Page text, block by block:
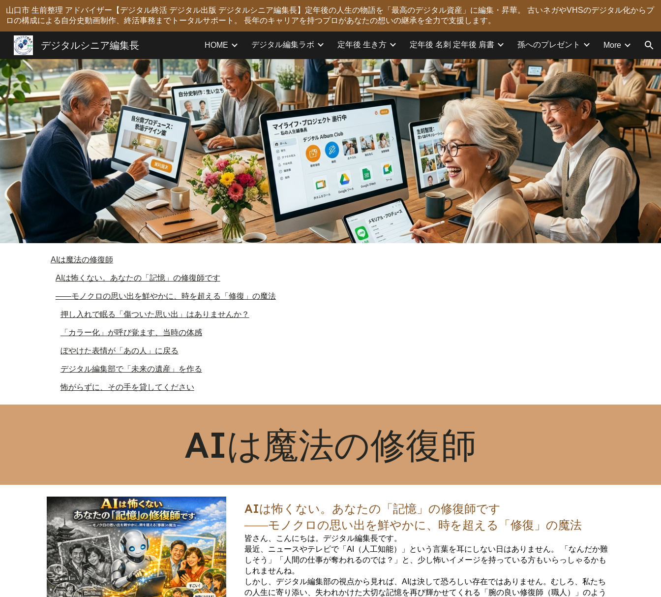
Skip to main content Skip to navigation
山口市 生前整理 アドバイザー【デジタル終活 デジタル出版 デジタルシニア編集長】定年後の人生の物語を「最高のデジタル資産」に編集・昇華。 古いネガやVHSのデジタル化からプ
ロの構成による自分史動画制作、終活事務までトータルサポート。 長年のキャリアを持つプロがあなたの想いの継承を全力で支援します。
デジタルシニア編集長 HOME デジタル編集ラボ 定年後 生き方 定年後 名刺 定年後 肩書 孫へのプレゼント More
AIは魔法の修復師
AIは怖くない。あなたの「記憶」の修復師です
――モノクロの思い出を鮮やかに、時を超える「修復」の魔法
押し入れで眠る「傷ついた思い出」はありませんか？
「カラー化」が呼び覚ます、当時の体感
ぼやけた表情が「あの人」に戻る
デジタル編集部で「未来の遺産」を作る
怖がらずに、その手を貸してください
AIは魔法の修復師
AIは怖くない。あなたの「記憶」の修復師です
――モノクロの思い出を鮮やかに、時を超える「修復」の魔法
皆さん、こんにちは。デジタル編集長です。
最近、ニュースやテレビで「AI（人工知能）」という言葉を耳にしない日はありません。 「なんだか難
しそう」「人間の仕事が奪われるのでは？」と、少し怖いイメージを持っている方もいらっしゃるかも
しれませんね。
しかし、デジタル編集部の視点から見れば、AIは決して恐ろしい存在ではありません。むしろ、私たち
の人生に寄り添い、失われかけた大切な記憶を再び輝かせてくれる「腕の良い修復師（職人）」のよう